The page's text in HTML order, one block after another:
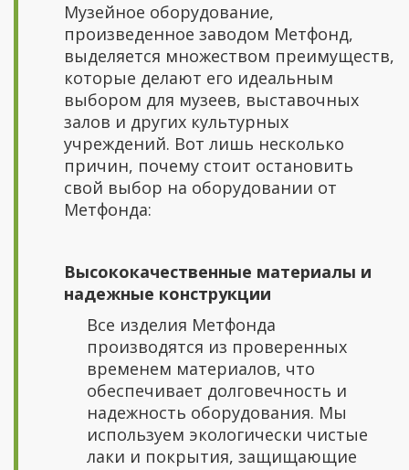
Музейное оборудование,
произведенное заводом Метфонд,
выделяется множеством преимуществ,
которые делают его идеальным
выбором для музеев, выставочных
залов и других культурных
учреждений. Вот лишь несколько
причин, почему стоит остановить
свой выбор на оборудовании от
Метфонда:
Высококачественные материалы и
надежные конструкции
Все изделия Метфонда
производятся из проверенных
временем материалов, что
обеспечивает долговечность и
надежность оборудования. Мы
используем экологически чистые
лаки и покрытия, защищающие